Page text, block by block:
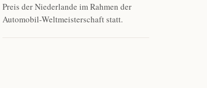
Preis der Niederlande im Rahmen der
Automobil-Weltmeisterschaft statt.